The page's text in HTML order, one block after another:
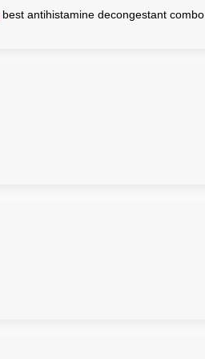
best antihistamine decongestant combo